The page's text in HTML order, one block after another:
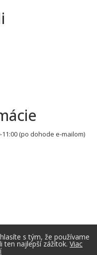
(po dohode e-mailom)
s tým, že používame
ten najlepší zážitok. Viac